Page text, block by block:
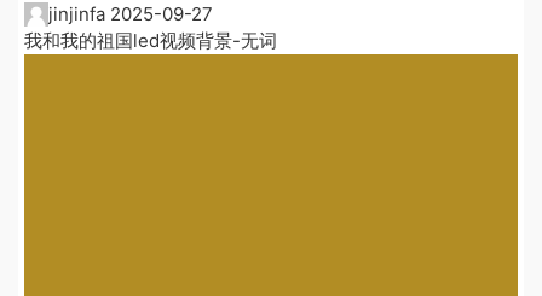
jinjinfa 2025-09-27
我和我的祖国led视频背景-无词